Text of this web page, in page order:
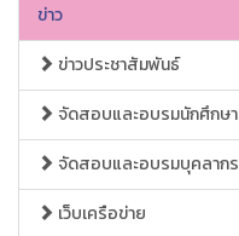
ข่าว
ข่าวประชาสัมพันธ์
จัดสอบและอบรมนักศึกษา
จัดสอบและอบรมบุคลากร
เว็บเครือข่าย